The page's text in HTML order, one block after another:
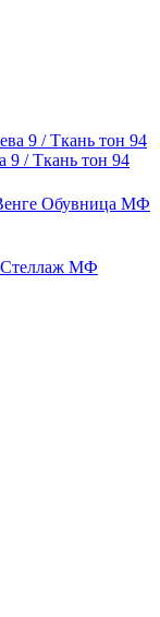
9 / Ткань тон 94
Обувница МФ
Стеллаж МФ